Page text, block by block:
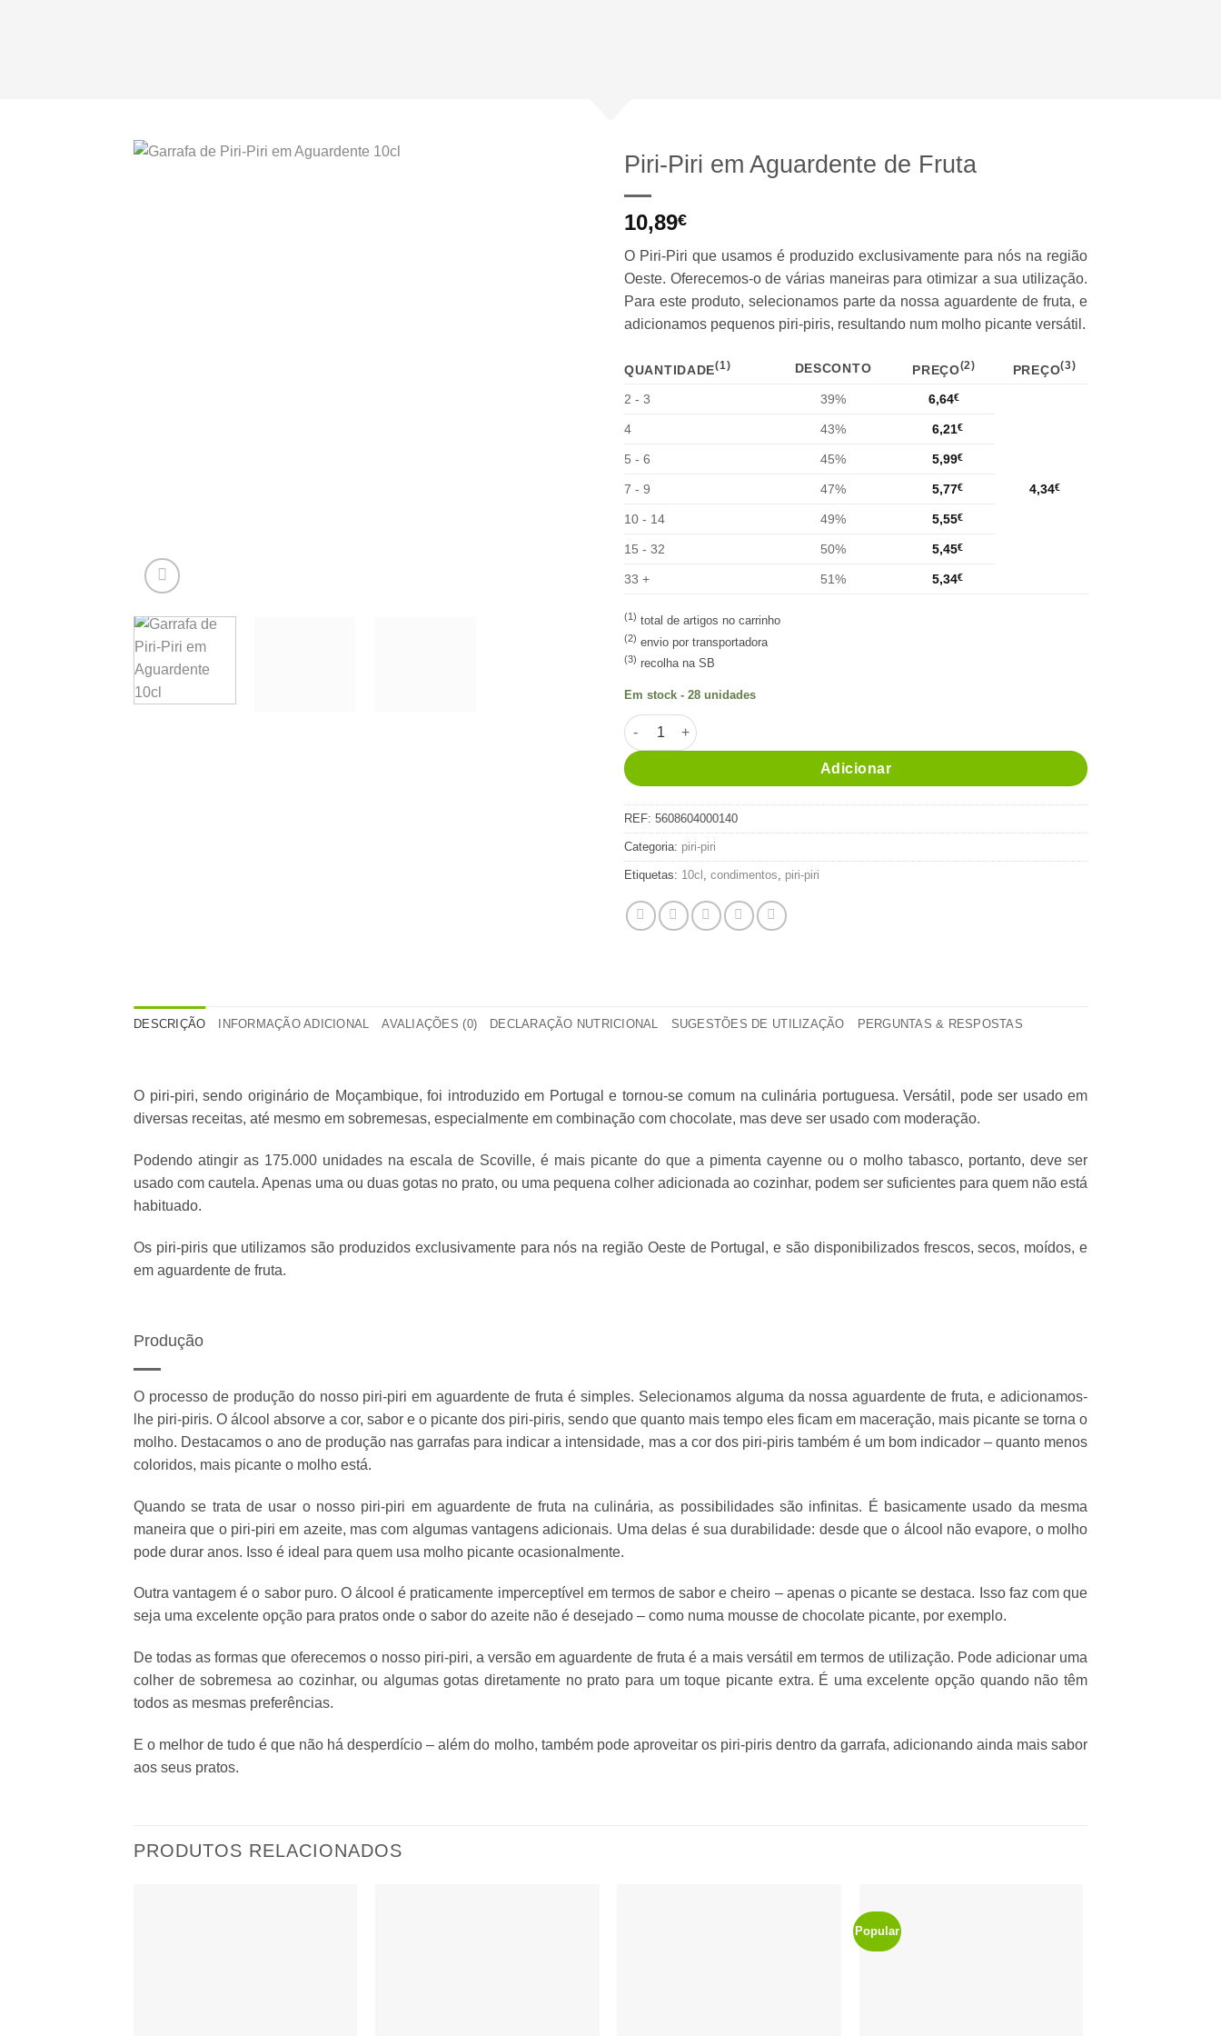
Piri-Piri em Aguardente de Fruta
10,89€
O Piri-Piri que usamos é produzido exclusivamente para nós na região
Oeste. Oferecemos-o de várias maneiras para otimizar a sua utilização.
Para este produto, selecionamos parte da nossa aguardente de fruta, e
adicionamos pequenos piri-piris, resultando num molho picante versátil.
QUANTIDADE(1) DESCONTO PREÇO(2) PREÇO(3)
2 - 3 39% 6,64€
4,34€
4 43% 6,21€
5 - 6 45% 5,99€
7 - 9 47% 5,77€
10 - 14 49% 5,55€
15 - 32 50% 5,45€
33 + 51% 5,34€
(1) total de artigos no carrinho
(2) envio por transportadora
(3) recolha na SB
Em stock - 28 unidades
Quantidade de Piri-Piri em Aguardente de Fruta
Adicionar
REF: 5608604000140
Categoria: piri-piri
Etiquetas: 10cl , condimentos, piri-piri
DESCRIÇÃO INFORMAÇÃO ADICIONAL AVALIAÇÕES (0) DECLARAÇÃO NUTRICIONAL SUGESTÕES DE UTILIZAÇÃO PERGUNTAS & RESPOSTAS
O piri-piri, sendo originário de Moçambique, foi introduzido em Portugal e tornou-se comum na culinária portuguesa. Versátil, pode ser usado em
diversas receitas, até mesmo em sobremesas, especialmente em combinação com chocolate, mas deve ser usado com moderação.
Podendo atingir as 175.000 unidades na escala de Scoville, é mais picante do que a pimenta cayenne ou o molho tabasco, portanto, deve ser
usado com cautela. Apenas uma ou duas gotas no prato, ou uma pequena colher adicionada ao cozinhar, podem ser suficientes para quem não está
habituado.
Os piri-piris que utilizamos são produzidos exclusivamente para nós na região Oeste de Portugal, e são disponibilizados frescos, secos, moídos, e
em aguardente de fruta.
Produção
O processo de produção do nosso piri-piri em aguardente de fruta é simples. Selecionamos alguma da nossa aguardente de fruta, e adicionamos-
lhe piri-piris. O álcool absorve a cor, sabor e o picante dos piri-piris, sendo que quanto mais tempo eles ficam em maceração, mais picante se torna o
molho. Destacamos o ano de produção nas garrafas para indicar a intensidade, mas a cor dos piri-piris também é um bom indicador – quanto menos
coloridos, mais picante o molho está.
Quando se trata de usar o nosso piri-piri em aguardente de fruta na culinária, as possibilidades são infinitas. É basicamente usado da mesma
maneira que o piri-piri em azeite, mas com algumas vantagens adicionais. Uma delas é sua durabilidade: desde que o álcool não evapore, o molho
pode durar anos. Isso é ideal para quem usa molho picante ocasionalmente.
Outra vantagem é o sabor puro. O álcool é praticamente imperceptível em termos de sabor e cheiro – apenas o picante se destaca. Isso faz com que
seja uma excelente opção para pratos onde o sabor do azeite não é desejado – como numa mousse de chocolate picante, por exemplo.
De todas as formas que oferecemos o nosso piri-piri, a versão em aguardente de fruta é a mais versátil em termos de utilização. Pode adicionar uma
colher de sobremesa ao cozinhar, ou algumas gotas diretamente no prato para um toque picante extra. É uma excelente opção quando não têm
todos as mesmas preferências.
E o melhor de tudo é que não há desperdício – além do molho, também pode aproveitar os piri-piris dentro da garrafa, adicionando ainda mais sabor
aos seus pratos.
PRODUTOS RELACIONADOS
Popular